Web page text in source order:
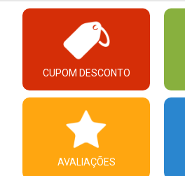
CUPOM DESCONTO
AVALIAÇÕES